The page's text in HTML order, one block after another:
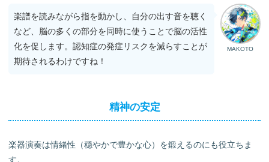
MAKOTO
楽譜を読みながら指を動かし、自分の出す音を聴く
など、脳の多くの部分を同時に使うことで脳の活性
化を促します。認知症の発症リスクを減らすことが
期待されるわけですね！
精神の安定
楽器演奏は情緒性（穏やかで豊かな心）を鍛えるのにも役立ちま
す。